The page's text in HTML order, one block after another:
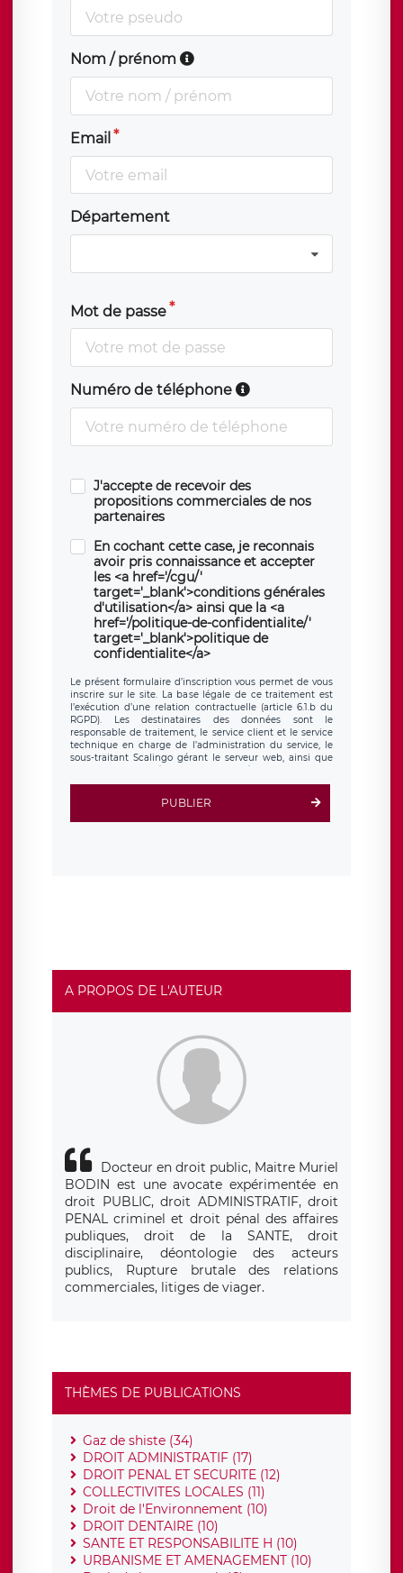
Nom / prénom
Email
Département
Mot de passe
Numéro de téléphone
J'accepte de recevoir des
propositions commerciales de nos
partenaires
En cochant cette case, je reconnais
avoir pris connaissance et accepter
les <a href='/cgu/'
target='_blank'>conditions générales
d'utilisation</a> ainsi que la <a
href='/politique-de-confidentialite/'
target='_blank'>politique de
confidentialite</a>
Le présent formulaire d’inscription vous permet de vous
inscrire sur le site. La base légale de ce traitement est
l’exécution d’une relation contractuelle (article 6.1.b du
RGPD). Les destinataires des données sont le
responsable de traitement, le service client et le service
technique en charge de l’administration du service, le
sous-traitant Scalingo gérant le serveur web, ainsi que
toute personne légalement autorisée. Le formulaire
d’inscription est hébergé sur un serveur hébergé par
clauses de
protection conformes au RGPD
. Les données collectées
sont conservées jusqu’à ce que l’Internaute en sollicite la
rue Léopold Sédar Senghor, joignable à l’adresse mail :
responsabledetraitement@legavox.fr. Vous avez
également le droit d’introduire une réclamation auprès
d’une autorité de contrôle.
PUBLIER
A PROPOS DE L'AUTEUR
Docteur en droit public, Maitre Muriel
BODIN est une avocate expérimentée en
droit PUBLIC, droit ADMINISTRATIF, droit
PENAL criminel et droit pénal des affaires
publiques, droit de la SANTE, droit
disciplinaire, déontologie des acteurs
publics, Rupture brutale des relations
commerciales, litiges de viager.
THÈMES DE PUBLICATIONS
Gaz de shiste (34)
DROIT ADMINISTRATIF (17)
DROIT PENAL ET SECURITE (12)
COLLECTIVITES LOCALES (11)
Droit de l'Environnement (10)
DROIT DENTAIRE (10)
SANTE ET RESPONSABILITE H (10)
URBANISME ET AMENAGEMENT (10)